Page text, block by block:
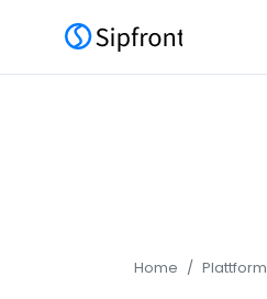
Home Plattform